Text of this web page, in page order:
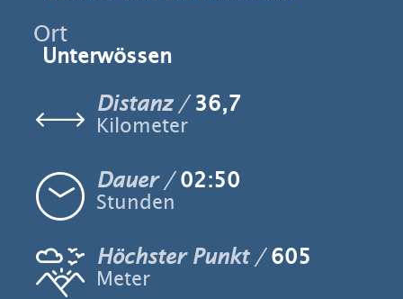
Ort
Unterwössen
Distanz
36,7
Kilometer
Dauer 02:50
Stunden
Höchster Punkt 605
Meter